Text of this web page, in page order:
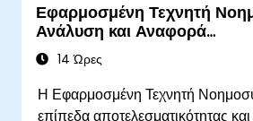
Εφαρμοσμένη Τεχνητή
Ανάλυση και Αναφορά
Χρηματοοικονομικών
14 Ώρες
Η Εφαρμοσμένη Τεχνητή
επίπεδα αποτελεσματικότητας